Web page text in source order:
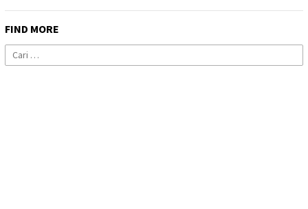
FIND MORE
Cari
untuk: